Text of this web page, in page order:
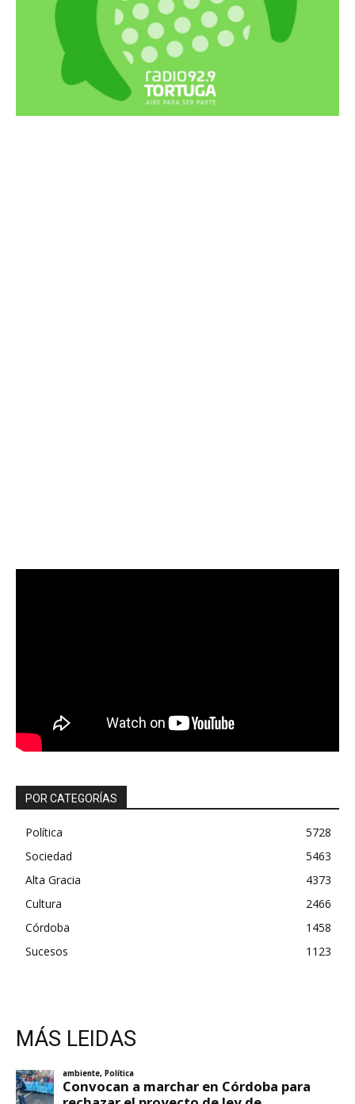
POR CATEGORÍAS
Política
5728
Sociedad
5463
Alta Gracia
4373
Cultura
2466
Córdoba
1458
Sucesos
1123
MÁS LEIDAS